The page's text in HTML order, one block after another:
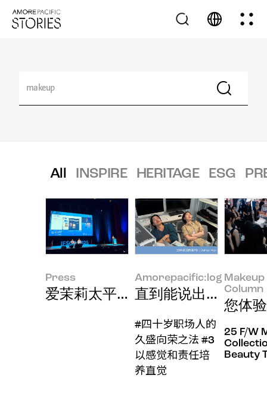
All INSPIRE HERITAGE ESG
Press
爱茉莉太平洋在2025年IFSCC上
Amorepacific:log
直到能说出“现在这
#四十岁职场人的
久盛向荣之法 #3
以感觉和责任培
养直觉
Column
您体
25 F/W
Beauty